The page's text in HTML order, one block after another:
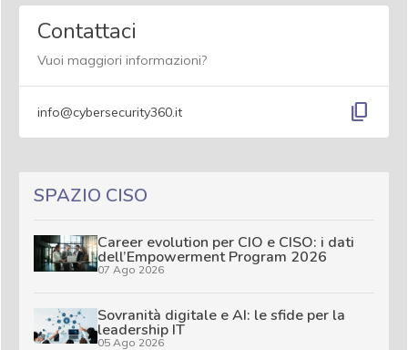
Contattaci
Vuoi maggiori informazioni?
info@cybersecurity360.it content_copy
SPAZIO CISO
Career evolution per CIO e CISO: i dati
dell’Empowerment Program 2026
07 Ago 2026
Sovranità digitale e AI: le sfide per la
leadership IT
05 Ago 2026